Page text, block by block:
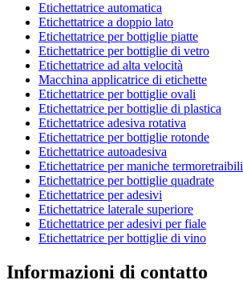
Etichettatrice automatica
Etichettatrice a doppio lato
Etichettatrice per bottiglie piatte
Etichettatrice per bottiglie di vetro
Etichettatrice ad alta velocità
Macchina applicatrice di etichette
Etichettatrice per bottiglie ovali
Etichettatrice per bottiglie di plastica
Etichettatrice adesiva rotativa
Etichettatrice per bottiglie rotonde
Etichettatrice autoadesiva
Etichettatrice per maniche termoretraibili
Etichettatrice per bottiglie quadrate
Etichettatrice per adesivi
Etichettatrice laterale superiore
Etichettatrice per adesivi per fiale
Etichettatrice per bottiglie di vino
Informazioni di contatto